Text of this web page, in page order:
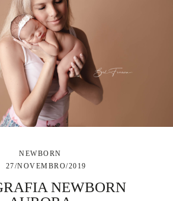
NEWBORN
27/NOVEMBRO/2019
NEWBORN